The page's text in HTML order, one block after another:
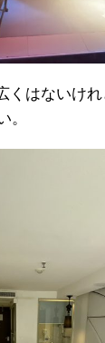
くはないけ
。